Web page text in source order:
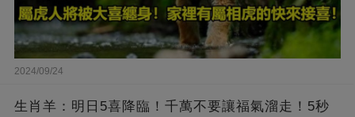
2024/09/24
生肖羊：明日5喜降臨！千萬不要讓福氣溜走！5秒